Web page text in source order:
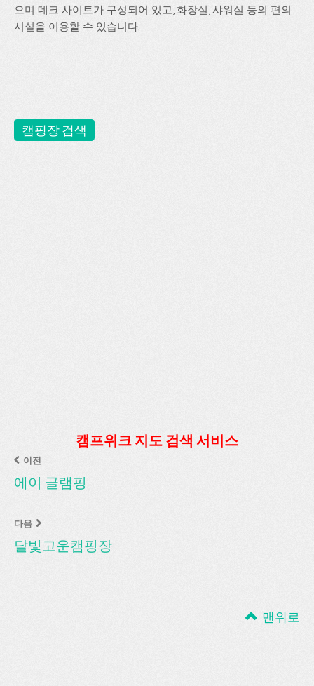
으며 데크 사이트가 구성되어 있고, 화장실, 샤워실 등의 편의
시설을 이용할 수 있습니다.
캠핑장 검색
캠프위크 지도 검색 서비스
이전
에이 글램핑
다음
달빛고운캠핑장
맨위로